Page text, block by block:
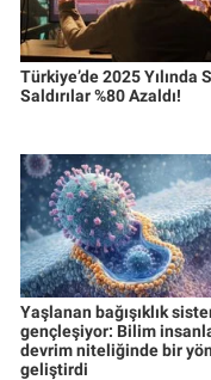
Türkiye’de 2025 Yılında
Saldırılar %80 Azaldı!
Yaşlanan bağışıklık
gençleşiyor: Bilim
devrim niteliğinde bir
geliştirdi